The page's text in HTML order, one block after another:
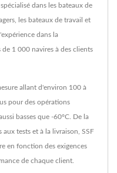
dans les bateaux de
les bateaux de travail et
dans la
1 000 navires à des clients
allant d'environ 100 à
pour des opérations
basses que -60°C. De la
tests et à la livraison, SSF
en fonction des exigences
de chaque client.